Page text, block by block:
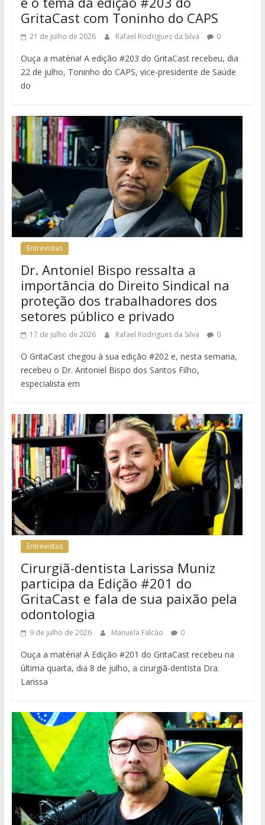
GritaCast com Toninho do CAPS
21 de julho de 2026 Rafael Rodrigues da Silva 0
Ouça a matéria! A edição #203 do GritaCast recebeu, dia
22 de julho, Toninho do CAPS, vice-presidente de Saúde
do
Entrevistas
Dr. Antoniel Bispo ressalta a
importância do Direito Sindical na
proteção dos trabalhadores dos
setores público e privado
17 de julho de 2026 Rafael Rodrigues da Silva 0
O GritaCast chegou à sua edição #202 e, nesta semana,
recebeu o Dr. Antoniel Bispo dos Santos Filho,
especialista em
Entrevistas
Cirurgiã-dentista Larissa Muniz
participa da Edição #201 do
GritaCast e fala de sua paixão pela
odontologia
9 de julho de 2026 Manuela Falcão 0
Ouça a matéria! A Edição #201 do GritaCast recebeu na
última quarta, dia 8 de julho, a cirurgiã-dentista Dra.
Larissa